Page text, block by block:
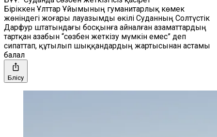
Біріккен Ұлттар Ұйымының гуманитарлық көмек
жөніндегі жоғары лауазымды өкілі Суданның Солтүстік
Дарфур штатындағы босқынға айналған азаматтардың
тартқан азабын “сөзбен жеткізу мүмкін емес” деп
сипаттап, құтылып шыққандардың жартысынан астамы
балал
Бөлісу